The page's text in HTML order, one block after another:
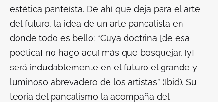
estética panteísta. De ahí que deja para el arte
del futuro, la idea de un arte pancalista en
donde todo es bello: “Cuya doctrina [de esa
poética] no hago aquí más que bosquejar, [y]
será indudablemente en el futuro el grande y
luminoso abrevadero de los artistas” (Ibid). Su
teoría del pancalismo la acompaña del